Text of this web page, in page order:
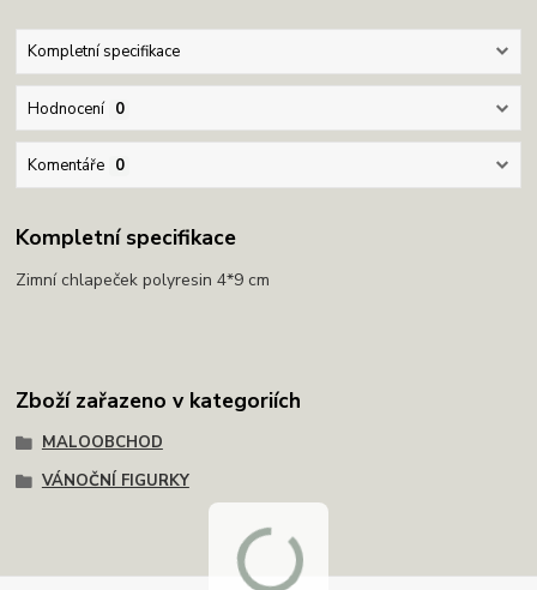
Kompletní specifikace
Hodnocení 0
Komentáře 0
Kompletní specifikace
Zimní chlapeček polyresin 4*9 cm
Zboží zařazeno v kategoriích
MALOOBCHOD
VÁNOČNÍ FIGURKY